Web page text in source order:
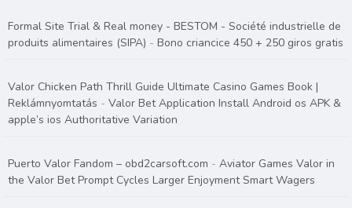
Formal Site Trial & Real money - BESTOM - Société industrielle de
produits alimentaires (SIPA) -Bono criancice 450 + 250 giros gratis
Valor Chicken Path Thrill Guide Ultimate Casino Games Book |
Reklámnyomtatás -Valor Bet Application Install Android os APK &
apple’s ios Authoritative Variation
Puerto Valor Fandom – obd2carsoft.com -Aviator Games Valor in
the Valor Bet Prompt Cycles Larger Enjoyment Smart Wagers